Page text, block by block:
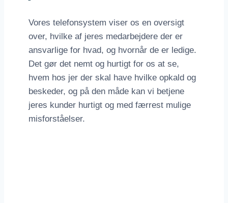
Vores telefonsystem viser os en oversigt
over, hvilke af jeres medarbejdere der er
ansvarlige for hvad, og hvornår de er ledige.
Det gør det nemt og hurtigt for os at se,
hvem hos jer der skal have hvilke opkald og
beskeder, og på den måde kan vi betjene
jeres kunder hurtigt og med færrest mulige
misforståelser.